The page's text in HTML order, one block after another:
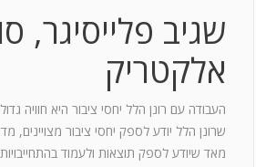
שגיב פלייסיגר,
אלקטריק
העבודה עם רונן הלל יחסי ציבור היא חוויה
שרונן הלל יודע לספק יחסי ציבור מצויינים,
מאד שיודע לספק תוצאות ולעמוד